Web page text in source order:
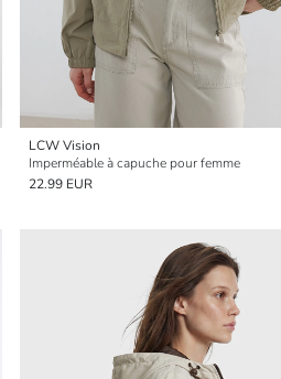
LCW Vision
Imperméable à capuche pour femme
22.99 EUR